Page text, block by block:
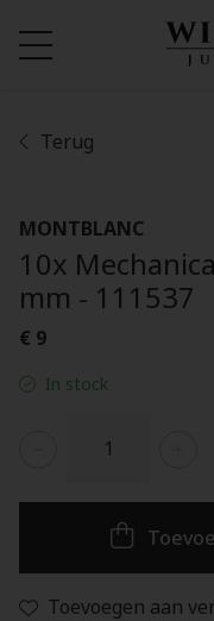
Terug
MONTBLANC
10x
mm - 111537
€ 9
In stock
Toevoegen aan